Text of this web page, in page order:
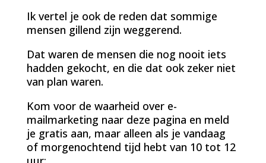
Ik vertel je ook de reden dat sommige
mensen gillend zijn weggerend.
Dat waren de mensen die nog nooit iets
hadden gekocht, en die dat ook zeker niet
van plan waren.
Kom voor de waarheid over e-
mailmarketing naar deze pagina en meld
je gratis aan, maar alleen als je vandaag
of morgenochtend tijd hebt van 10 tot 12